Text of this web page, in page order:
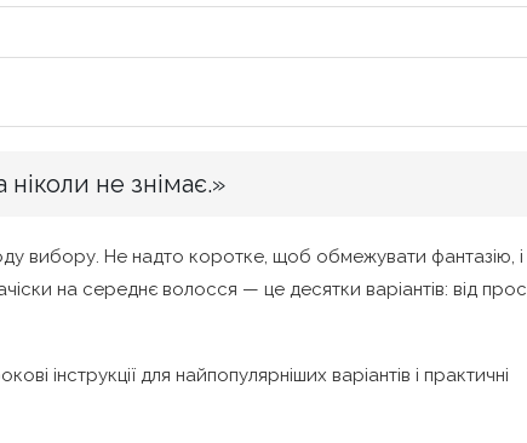
не знімає.»
вибору. Не надто коротке, щоб обмежувати фантазію, і
на середнє волосся — це десятки варіантів: від
інструкції для найпопулярніших варіантів і практичні